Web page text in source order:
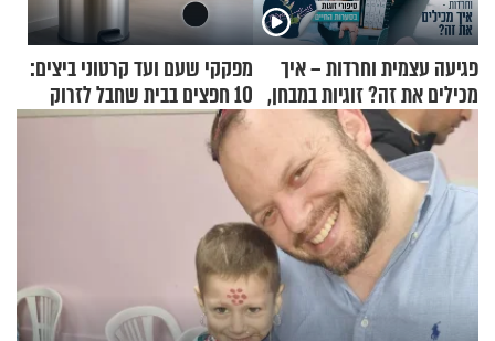
פגיעה עצמית וחרדות – איך
מכילים את זה? זוגיות במבחן,
הפעם עם יהודית ואלתר כהן
מפקקי שעם ועד קרטוני ביצים:
10 חפצים בבית שחבל לזרוק
לפח